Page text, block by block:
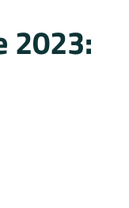
2023: